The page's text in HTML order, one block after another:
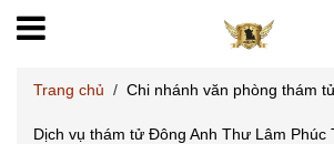
Trang chủ / Chi nhánh văn phòng thám
Dịch vụ thám tử Đông Anh Thư Lâm Phúc